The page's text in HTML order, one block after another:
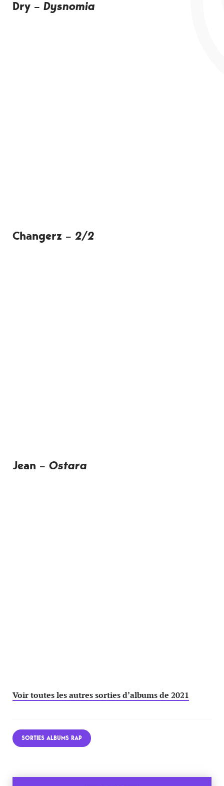
Dry – Dysnomia
Changerz – 2/2
Jean – Ostara
Voir toutes les autres sorties d’albums de 2021
SORTIES ALBUMS RAP